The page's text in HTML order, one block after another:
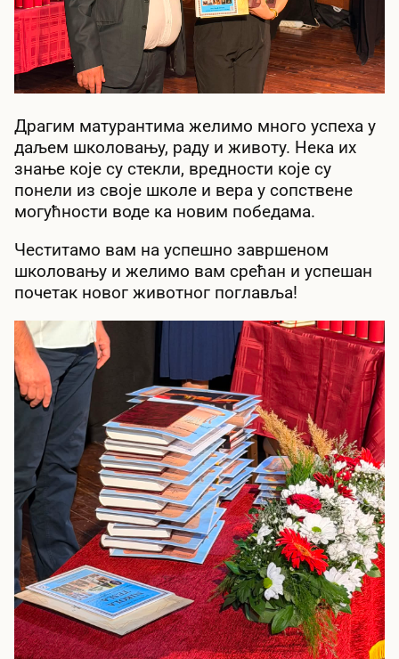
Драгим матурантима желимо много успеха у
даљем школовању, раду и животу. Нека их
знање које су стекли, вредности које су
понели из своје школе и вера у сопствене
могућности воде ка новим победама.
Честитамо вам на успешно завршеном
школовању и желимо вам срећан и успешан
почетак новог животног поглавља!